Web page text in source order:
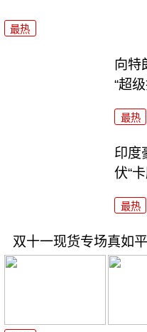
最热
向特
“超
最热
印度
伏“卡
最热
双十一现货专场真如